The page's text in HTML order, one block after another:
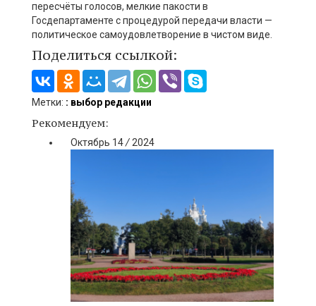
пересчёты голосов, мелкие пакости в
Госдепартаменте с процедурой передачи власти —
политическое самоудовлетворение в чистом виде.
Поделиться ссылкой:
Метки: : выбор редакции
Рекомендуем:
Октябрь 14/ 2024